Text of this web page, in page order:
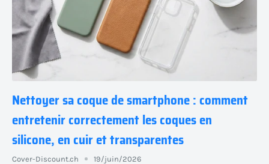
Nettoyer sa coque de smartphone : comment
entretenir correctement les coques en
silicone, en cuir et transparentes
Cover-Discount.ch 19/juin/2026